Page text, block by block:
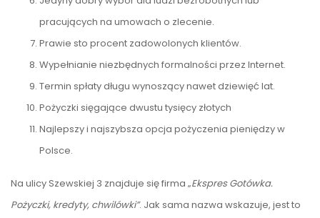
pracujących na umowach o zlecenie.
Prawie sto procent zadowolonych klientów.
Wypełnianie niezbędnych formalności przez Internet.
Termin spłaty długu wynoszący nawet dziewięć lat.
Pożyczki sięgające dwustu tysięcy złotych
Najlepszy i najszybsza opcja pożyczenia pieniędzy w
Polsce.
Na ulicy Szewskiej 3 znajduje się firma „Ekspres Gotówka.
Pożyczki, kredyty, chwilówki”. Jak sama nazwa wskazuje, jest to